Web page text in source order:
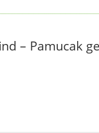
– Pamucak